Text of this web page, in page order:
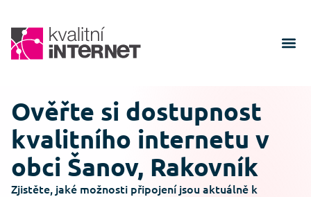
Ověřte si dostupnost
kvalitního internetu v
obci Šanov, Rakovník
Zjistěte, jaké možnosti připojení jsou aktuálně k